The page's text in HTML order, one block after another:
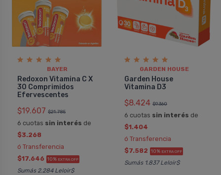
BAYER
Redoxon Vitamina C X
30 Comprimidos
Efervescentes
$19.607 $21.785
6 cuotas sin interés de
$3.268
ó Transferencia
$17.646 10% EXTRA OFF
Sumás 2.284 Leloir$
GARDEN HOUSE
Garden House
Vitamina D3
$8.424 $9.360
6 cuotas sin interés de
$1.404
ó Transferencia
$7.582 10% EXTRA OFF
Sumás 1.837 Leloir$